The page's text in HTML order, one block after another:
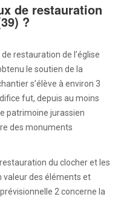
de restauration
?
restauration de l’église
le soutien de la
s’élève à environ 3
fut, depuis au moins
patrimoine jurassien
des monuments
du clocher et les
valeur des éléments et
2 concerne la